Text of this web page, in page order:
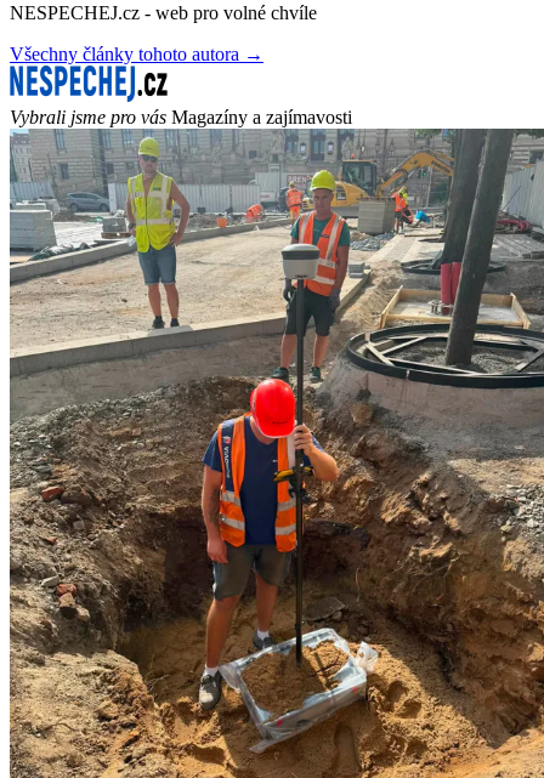
NESPECHEJ.cz - web pro volné chvíle
Všechny články tohoto autora →
Vybrali jsme pro vás Magazíny a zajímavosti